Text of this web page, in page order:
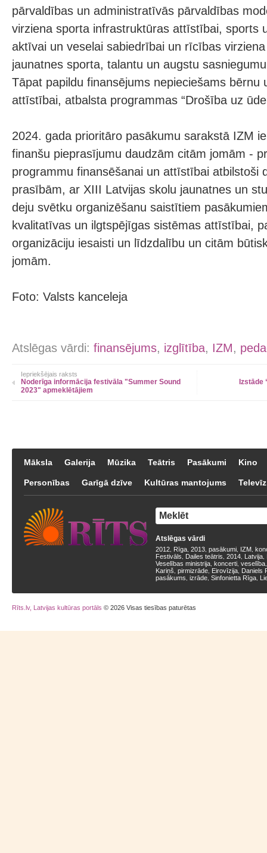
pārvaldības un administratīvās pārvaldības
virziena sporta infrastruktūras attīstībai, sports
aktīvai un veselai sabiedrībai un rīcības
jaunatnes sporta, talantu un augstu
Tāpat papildu finansējums nepieciešams bērnu
attīstībai, atbalsta programmas “Drošība uz
2024. gada prioritāro pasākumu sarakstā IZM
finanšu pieprasījumu daudzām citām jomām -
programmu finansēšanai un attīstībai atbilstoši
prasībām, ar XIII Latvijas skolu jaunatnes un
deju svētku organizēšanu saistītiem
kvalitatīvas un ilgtspējīgas sistēmas attīstībai,
organizāciju iesaisti un līdzdalību un citām
jomām.
Foto: Valsts kanceleja
Atslēgas vārdi: finansējums, izglītība, IZM,
Iepriekšējais raksts
Noderīga informācija festivāla "Summer Sound
2023" apmeklētājiem
Izstāde
Māksla Galerija Mūzika Teātris Pasākumi Kino
Personības Garīgā dzīve Kultūras mantojums
Atslēgas vārdi
2012 Rīga 2013 pasākumi IZM
Festivāls
Dailes teātris 2014 Latvija
Veselības ministrija koncerti veselība
Kariņš pirmizrāde Eirovīzija Daniels
pasākums izrāde Sinfonietta Rīga
Rīts.lv, Latvijas kultūras portāls © 2026 Visas tiesības paturētas